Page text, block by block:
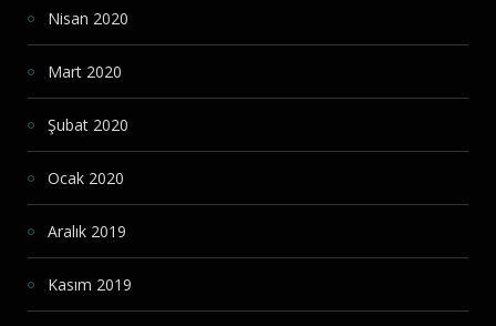
Nisan 2020
Mart 2020
Şubat 2020
Ocak 2020
Aralık 2019
Kasım 2019